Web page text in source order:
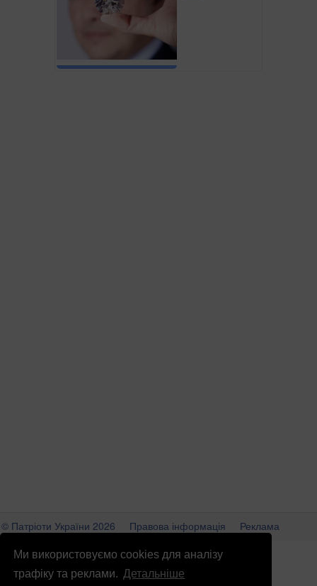
Ми використовуємо cookies для аналізу
трафіку та реклами. Детальніше
© Патріоти України 2026 Правова інформація
Реклама
info@patrioty.org.ua